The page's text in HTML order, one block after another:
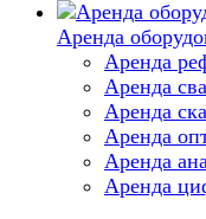
Аренда
Аренда
Аренда
Аренда
Аренда
Аренда
Аренда